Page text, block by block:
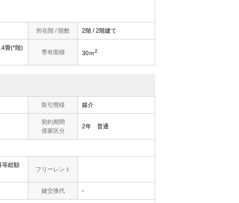
所在階 / 階数 2階 / 2階建て
畳(*階)
専有面積 30ｍ2
取引態様 媒介
契約期間
借家区分
2年 普通
等総額
フリーレント
鍵交換代 -